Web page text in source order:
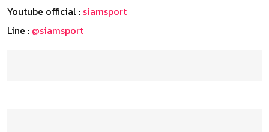
Youtube official : siamsport
Line : @siamsport